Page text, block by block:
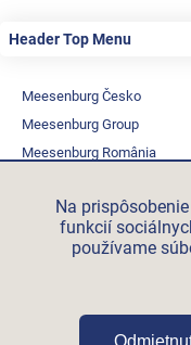
Na
funkcií
používame
Header Top Menu
Meesenburg Česko
Meesenburg Group
Meesenburg România
Triotherm.cz
Stroxx.cz
Certifikovaní partneři